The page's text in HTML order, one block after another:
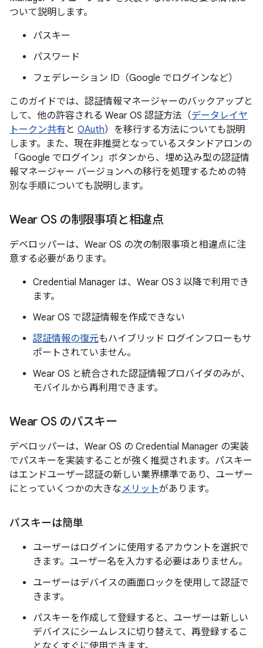
ついて説明します。
パスキー
パスワード
フェデレーション ID（Google でログインなど）
このガイドでは、認証情報マネージャーのバックアップと
して、他の許容される Wear OS 認証方法（データレイヤ
トークン共有 と OAuth）を移行する方法についても説明
します。また、現在非推奨となっているスタンドアロンの
「Google でログイン」ボタンから、埋め込み型の認証情
報マネージャー バージョンへの移行を処理するための特
別な手順についても説明します。
Wear OS の制限事項と相違点
デベロッパーは、Wear OS の次の制限事項と相違点に注
意する必要があります。
Credential Manager は、Wear OS 3 以降で利用でき
ます。
Wear OS で認証情報を作成できない
認証情報の復元もハイブリッド ログインフローもサ
ポートされていません。
Wear OS と統合された認証情報プロバイダのみが、
モバイルから再利用できます。
Wear OS のパスキー
デベロッパーは、Wear OS の Credential Manager の実装
でパスキーを実装することが強く推奨されます。パスキー
はエンドユーザー認証の新しい業界標準であり、ユーザー
にとっていくつかの大きなメリットがあります。
パスキーは簡単
ユーザーはログインに使用するアカウントを選択で
きます。ユーザー名を入力する必要はありません。
ユーザーはデバイスの画面ロックを使用して認証で
きます。
パスキーを作成して登録すると、ユーザーは新しい
デバイスにシームレスに切り替えて、再登録するこ